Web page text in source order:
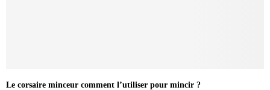
Le corsaire minceur comment l’utiliser pour mincir ?